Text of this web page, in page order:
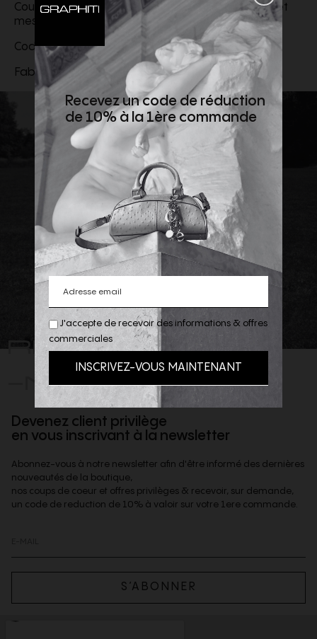
Coupe : Regular. Le mannequin porte une taille L et
mesure 188cm
Code produitL1S151200012S0F36V0020
Fabriqué en Roumanie
REJOIGNEZ
-NOUS
Devenez client privilège
en vous inscrivant à la newsletter
Abonnez-vous à notre newsletter afin d'être informé des dernières
nouveautés de la boutique,
nos coups de coeur et offres privilèges & recevoir, sur demande,
un code de reduction de 10% à valoir sur votre 1ere commande.
S’ABONNER
J'accepte de recevoir des informations & offres
commerciales
Recevez un code de réduction
de 10% à la 1ère commande